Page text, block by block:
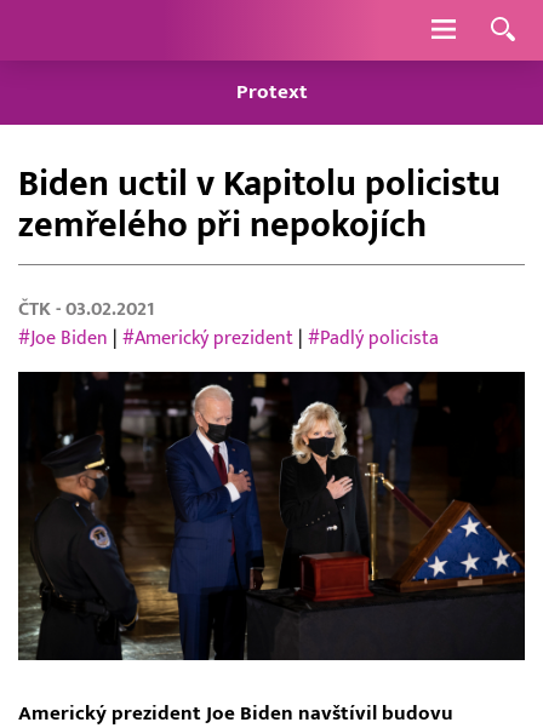
Navigace
Protext
Biden uctil v Kapitolu policistu
zemřelého při nepokojích
ČTK - 03.02.2021
#Joe Biden
#Americký prezident #Padlý policista
Americký prezident Joe Biden navštívil budovu